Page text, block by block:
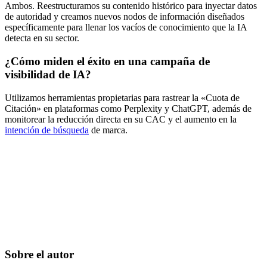
Ambos. Reestructuramos su contenido histórico para inyectar datos
de autoridad y creamos nuevos nodos de información diseñados
específicamente para llenar los vacíos de conocimiento que la IA
detecta en su sector.
¿Cómo miden el éxito en una campaña de
visibilidad de IA?
Utilizamos herramientas propietarias para rastrear la «Cuota de
Citación» en plataformas como Perplexity y ChatGPT, además de
monitorear la reducción directa en su CAC y el aumento en la
intención de búsqueda de marca.
Sobre el autor